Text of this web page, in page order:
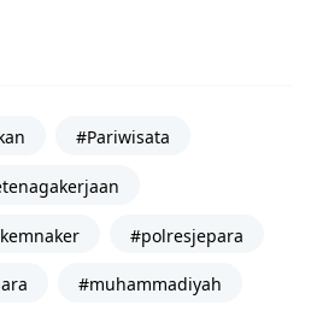
#Pariwisata
#polresjepara
#muhammadiyah